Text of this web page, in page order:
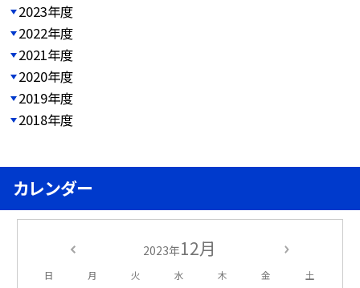
2023年度
2022年度
2021年度
2020年度
2019年度
2018年度
カレンダー
2023年12月
日 月 火 水 木 金 土